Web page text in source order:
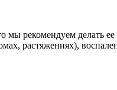
мы рекомендуем делать
растяжениях),